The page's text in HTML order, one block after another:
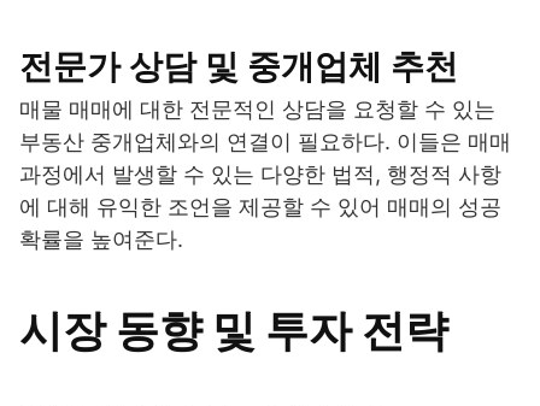
전문가 상담 및 중개업체 추천
매물 매매에 대한 전문적인 상담을 요청할 수 있는
부동산 중개업체와의 연결이 필요하다. 이들은 매매
과정에서 발생할 수 있는 다양한 법적, 행정적 사항
에 대해 유익한 조언을 제공할 수 있어 매매의 성공
확률을 높여준다.
시장 동향 및 투자 전략